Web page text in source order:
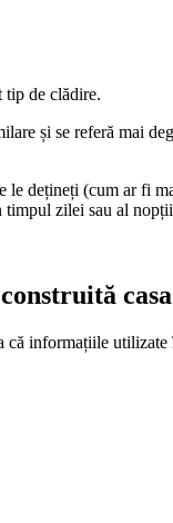
tip de clădire.
și se referă mai
le dețineți (cum ar fi
timpul zilei sau al
casa
informațiile